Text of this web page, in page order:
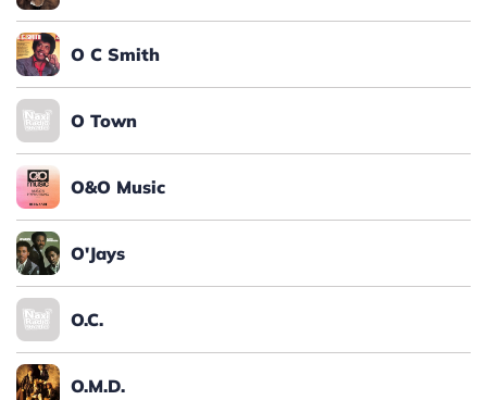
O C Smith
O Town
O&O Music
O'Jays
O.C.
O.M.D.